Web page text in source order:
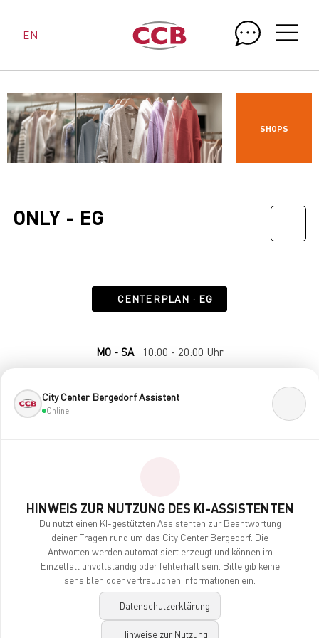
EN
City Center Bergedorf Assistent
Online
HINWEIS ZUR NUTZUNG DES KI-ASSISTENTEN
Du nutzt einen KI-gestützten Assistenten zur Beantwortung
deiner Fragen rund um das City Center Bergedorf. Die
Antworten werden automatisiert erzeugt und können im
Einzelfall unvollständig oder fehlerhaft sein. Bitte gib keine
sensiblen oder vertraulichen Informationen ein.
Datenschutzerklärung
Hinweise zur Nutzung
SHOPS
ONLY - EG
CENTERPLAN · EG
MO - SA 10:00 - 20:00 Uhr
Kontakt
Impressum
Datenschutz
Barrierefreiheit
Ki-Hinweise
© 2026 City-Center Bergedorf / made by